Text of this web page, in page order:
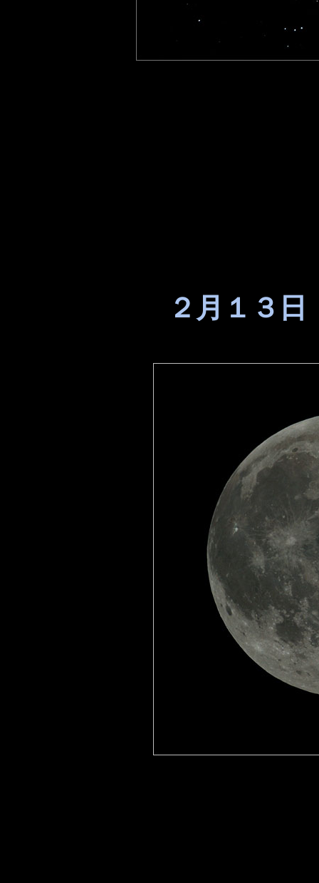
２月１３